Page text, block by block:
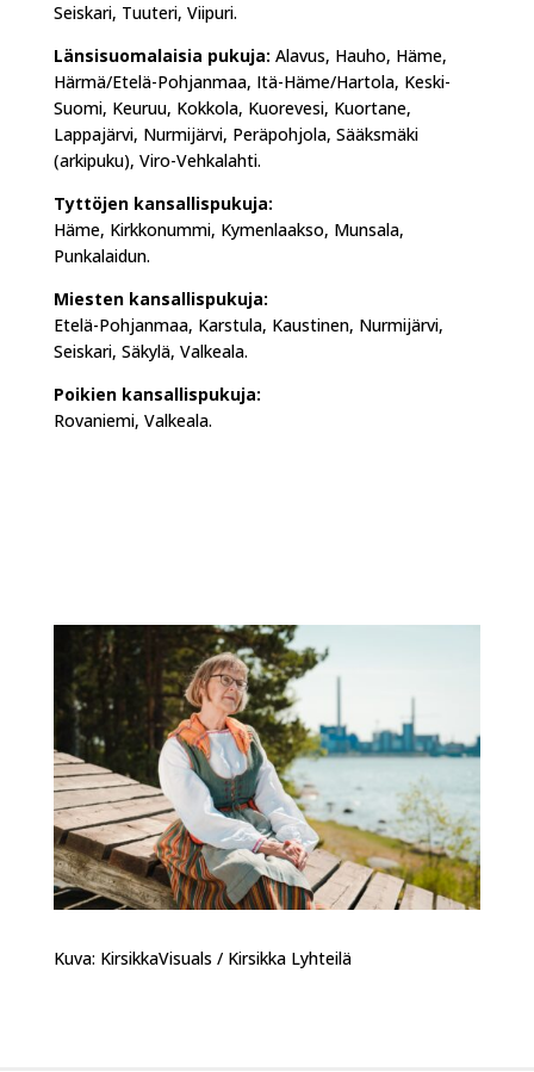
Seiskari, Tuuteri, Viipuri.
Länsisuomalaisia pukuja: Alavus, Hauho, Häme,
Härmä/Etelä-Pohjanmaa, Itä-Häme/Hartola, Keski-
Suomi, Keuruu, Kokkola, Kuorevesi, Kuortane,
Lappajärvi, Nurmijärvi, Peräpohjola, Sääksmäki
(arkipuku), Viro-Vehkalahti.
Tyttöjen kansallispukuja:
Häme, Kirkkonummi, Kymenlaakso, Munsala,
Punkalaidun.
Miesten kansallispukuja:
Etelä-Pohjanmaa, Karstula, Kaustinen, Nurmijärvi,
Seiskari, Säkylä, Valkeala.
Poikien kansallispukuja:
Rovaniemi, Valkeala.
Kuva: KirsikkaVisuals / Kirsikka Lyhteilä